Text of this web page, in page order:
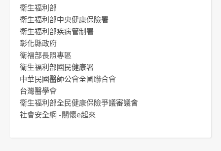
衛生福利部
衛生福利部中央健康保險署
衛生福利部疾病管制署
彰化縣政府
衛福部長照專區
衛生福利部國民健康署
中華民國醫師公會全國聯合會
台灣醫學會
衛生福利部全民健康保險爭議審議會
社會安全網 -關懷e起來